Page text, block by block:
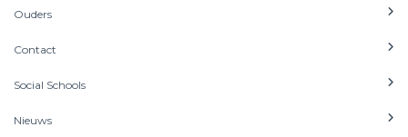
Ouders
Contact
Social Schools
Nieuws